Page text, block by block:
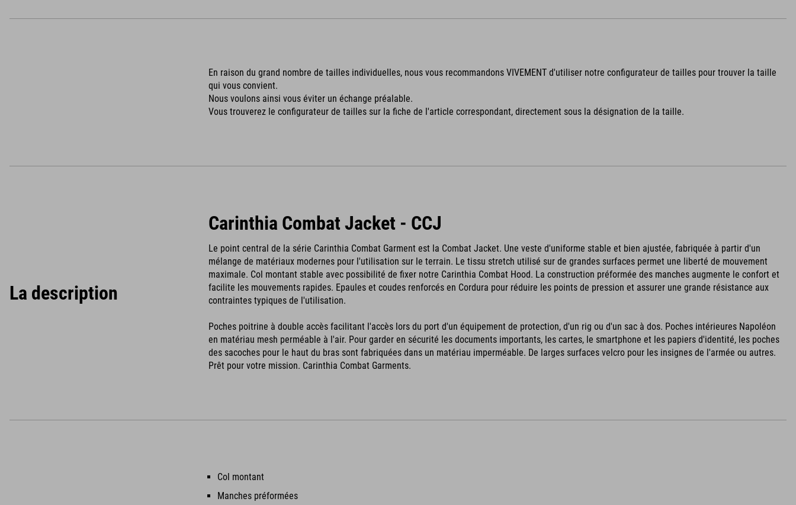
En raison du grand nombre de tailles individuelles, nous vous recommandons VIVEMENT d'utiliser notre configurateur de tailles pour trouver la taille
qui vous convient.
Nous voulons ainsi vous éviter un échange préalable.
Vous trouverez le configurateur de tailles sur la fiche de l'article correspondant, directement sous la désignation de la taille.
La description
Carinthia Combat Jacket - CCJ
Le point central de la série Carinthia Combat Garment est la Combat Jacket. Une veste d'uniforme stable et bien ajustée, fabriquée à partir d'un
mélange de matériaux modernes pour l'utilisation sur le terrain. Le tissu stretch utilisé sur de grandes surfaces permet une liberté de mouvement
maximale. Col montant stable avec possibilité de fixer notre Carinthia Combat Hood. La construction préformée des manches augmente le confort et
facilite les mouvements rapides. Epaules et coudes renforcés en Cordura pour réduire les points de pression et assurer une grande résistance aux
contraintes typiques de l'utilisation.
Poches poitrine à double accès facilitant l'accès lors du port d'un équipement de protection, d'un rig ou d'un sac à dos. Poches intérieures Napoléon
en matériau mesh perméable à l'air. Pour garder en sécurité les documents importants, les cartes, le smartphone et les papiers d'identité, les poches
des sacoches pour le haut du bras sont fabriquées dans un matériau imperméable. De larges surfaces velcro pour les insignes de l'armée ou autres.
Prêt pour votre mission. Carinthia Combat Garments.
Col montant
Manches préformées